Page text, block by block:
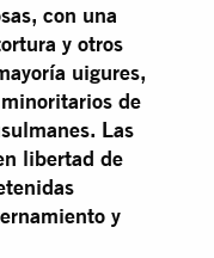
con una
y otros
uigures,
de
Las
libertad de
y